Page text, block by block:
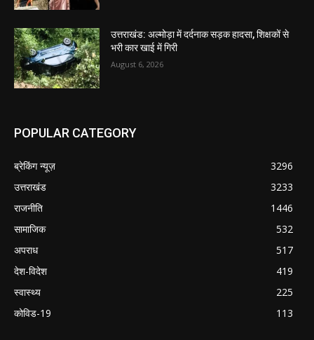
उत्तराखंड: अल्मोड़ा में दर्दनाक सड़क हादसा, शिक्षकों से
भरी कार खाई में गिरी
August 6, 2026
POPULAR CATEGORY
ब्रेकिंग न्यूज़
3296
उत्तराखंड
3233
राजनीति
1446
सामाजिक
532
अपराध
517
देश-विदेश
419
स्वास्थ्य
225
कोविड-19
113